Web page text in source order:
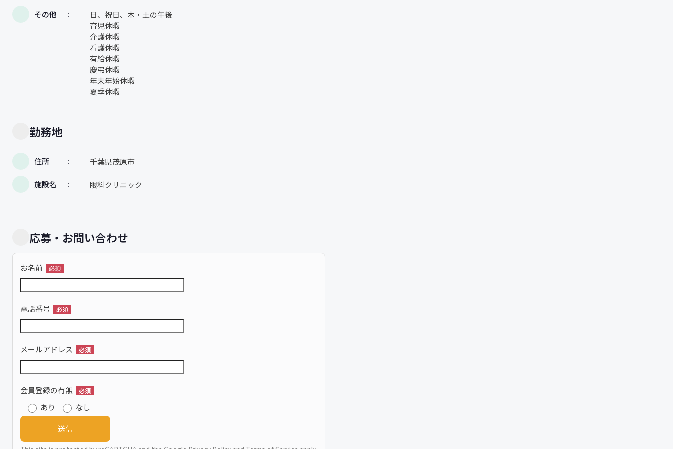
その他
日、祝日、木・土の午後
育児休暇
介護休暇
看護休暇
有給休暇
慶弔休暇
年末年始休暇
夏季休暇
勤務地
住所 千葉県茂原市
施設名 眼科クリニック
応募・お問い合わせ
お名前 必須
電話番号 必須
メールアドレス 必須
会員登録の有無 必須
あり なし